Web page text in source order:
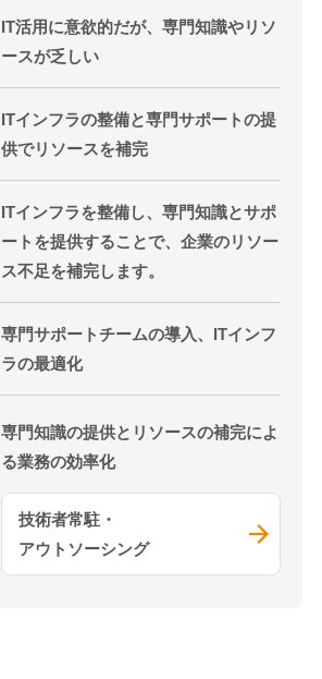
IT活用に意欲的だが、専門知識やリソ
ースが乏しい
ITインフラの整備と専門サポートの提
供でリソースを補完
ITインフラを整備し、専門知識とサポ
ートを提供することで、企業のリソー
ス不足を補完します。
専門サポートチームの導入、ITインフ
ラの最適化
専門知識の提供とリソースの補完によ
る業務の効率化
技術者常駐・
アウトソーシング